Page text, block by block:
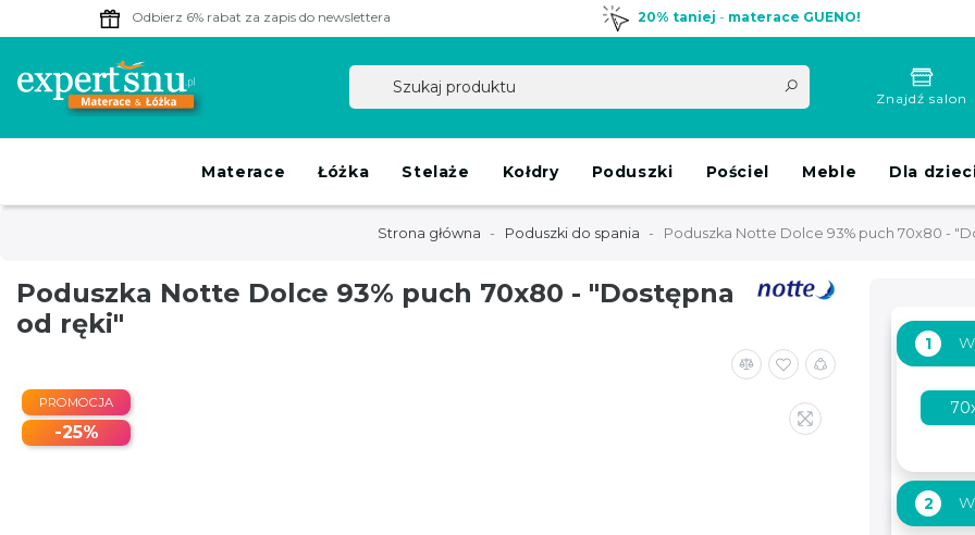
Odbierz 6% rabat za zapis do newslettera 20% taniej - materace GUENO!
Znajdź salon
Materace Łóżka Stelaże Kołdry Poduszki Pościel Meble Dla
Strona główna Poduszki do spania Poduszka Notte Dolce 93% puch 70x80 -
Poduszka Notte Dolce 93% puch 70x80 - "Dostępna
od ręki"
PROMOCJA
-25%
1
2